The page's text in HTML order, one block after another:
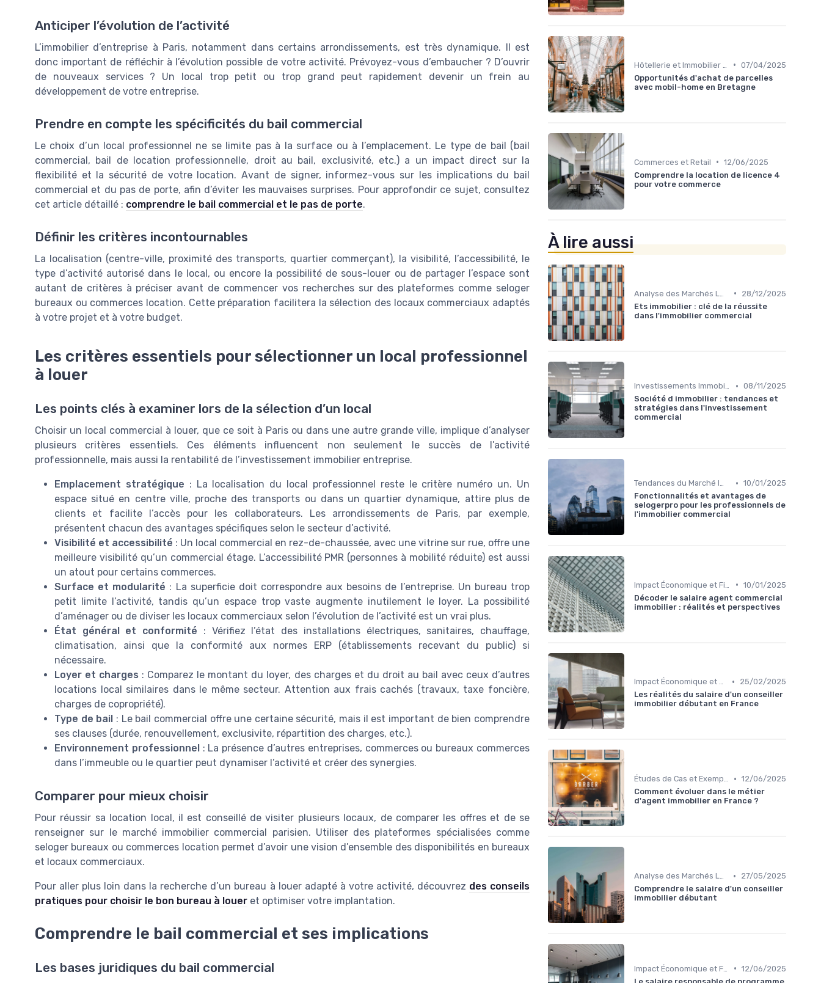
Anticiper l’évolution de l’activité
L’immobilier d’entreprise à Paris, notamment dans certains arrondissements, est très dynamique. Il est
donc important de réfléchir à l’évolution possible de votre activité. Prévoyez-vous d’embaucher ? D’ouvrir
de nouveaux services ? Un local trop petit ou trop grand peut rapidement devenir un frein au
développement de votre entreprise.
Prendre en compte les spécificités du bail commercial
Le choix d’un local professionnel ne se limite pas à la surface ou à l’emplacement. Le type de bail (bail
commercial, bail de location professionnelle, droit au bail, exclusivité, etc.) a un impact direct sur la
flexibilité et la sécurité de votre location. Avant de signer, informez-vous sur les implications du bail
commercial et du pas de porte, afin d’éviter les mauvaises surprises. Pour approfondir ce sujet, consultez
cet article détaillé : comprendre le bail commercial et le pas de porte.
Définir les critères incontournables
La localisation (centre-ville, proximité des transports, quartier commerçant), la visibilité, l’accessibilité, le
type d’activité autorisé dans le local, ou encore la possibilité de sous-louer ou de partager l’espace sont
autant de critères à préciser avant de commencer vos recherches sur des plateformes comme seloger
bureaux ou commerces location. Cette préparation facilitera la sélection des locaux commerciaux adaptés
à votre projet et à votre budget.
Les critères essentiels pour sélectionner un local professionnel
à louer
Les points clés à examiner lors de la sélection d’un local
Choisir un local commercial à louer, que ce soit à Paris ou dans une autre grande ville, implique d’analyser
plusieurs critères essentiels. Ces éléments influencent non seulement le succès de l’activité
professionnelle, mais aussi la rentabilité de l’investissement immobilier entreprise.
Emplacement stratégique : La localisation du local professionnel reste le critère numéro un. Un
espace situé en centre ville, proche des transports ou dans un quartier dynamique, attire plus de
clients et facilite l’accès pour les collaborateurs. Les arrondissements de Paris, par exemple,
présentent chacun des avantages spécifiques selon le secteur d’activité.
Visibilité et accessibilité : Un local commercial en rez-de-chaussée, avec une vitrine sur rue, offre une
meilleure visibilité qu’un commercial étage. L’accessibilité PMR (personnes à mobilité réduite) est aussi
un atout pour certains commerces.
Surface et modularité : La superficie doit correspondre aux besoins de l’entreprise. Un bureau trop
petit limite l’activité, tandis qu’un espace trop vaste augmente inutilement le loyer. La possibilité
d’aménager ou de diviser les locaux commerciaux selon l’évolution de l’activité est un vrai plus.
État général et conformité : Vérifiez l’état des installations électriques, sanitaires, chauffage,
climatisation, ainsi que la conformité aux normes ERP (établissements recevant du public) si
nécessaire.
Loyer et charges : Comparez le montant du loyer, des charges et du droit au bail avec ceux d’autres
locations local similaires dans le même secteur. Attention aux frais cachés (travaux, taxe foncière,
charges de copropriété).
Type de bail : Le bail commercial offre une certaine sécurité, mais il est important de bien comprendre
ses clauses (durée, renouvellement, exclusivite, répartition des charges, etc.).
Environnement professionnel : La présence d’autres entreprises, commerces ou bureaux commerces
dans l’immeuble ou le quartier peut dynamiser l’activité et créer des synergies.
Comparer pour mieux choisir
Pour réussir sa location local, il est conseillé de visiter plusieurs locaux, de comparer les offres et de se
renseigner sur le marché immobilier commercial parisien. Utiliser des plateformes spécialisées comme
seloger bureaux ou commerces location permet d’avoir une vision d’ensemble des disponibilités en bureaux
et locaux commerciaux.
Pour aller plus loin dans la recherche d’un bureau à louer adapté à votre activité, découvrez des conseils
pratiques pour choisir le bon bureau à louer et optimiser votre implantation.
Comprendre le bail commercial et ses implications
Les bases juridiques du bail commercial
• 07/04/2025
Opportunités d'achat de parcelles
avec mobil-home en Bretagne
Commerces et Retail • 12/06/2025
Comprendre la location de licence 4
pour votre commerce
À lire aussi
•
28/12/2025
Ets immobilier : clé de la réussite
dans l'immobilier commercial
Investissements Immobiliers Stratégiques • 08/11/2025
Société d immobilier : tendances et
stratégies dans l'investissement
commercial
Tendances du Marché Immobilier Commercial • 10/01/2025
Fonctionnalités et avantages de
selogerpro pour les professionnels de
l'immobilier commercial
• 10/01/2025
Décoder le salaire agent commercial
immobilier : réalités et perspectives
Impact Économique et Financier •
25/02/2025
Les réalités du salaire d'un conseiller
immobilier débutant en France
Études de Cas et Exemples de Réussite • 12/06/2025
Comment évoluer dans le métier
d'agent immobilier en France ?
Analyse des Marchés Locaux et Globaux •
27/05/2025
Comprendre le salaire d'un conseiller
immobilier débutant
• 12/06/2025